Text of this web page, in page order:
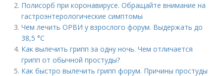
Полисорб при коронавирусе. Обращайте внимание на
гастроэнтерологические симптомы
Чем лечить ОРВИ у взрослого форум. Выдержать до
38,5 °С
Как вылечить грипп за одну ночь. Чем отличается
грипп от обычной простуды?
Как быстро вылечить грипп форум. Причины простуды